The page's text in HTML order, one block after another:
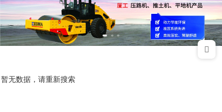
暂无数据，请重新搜索